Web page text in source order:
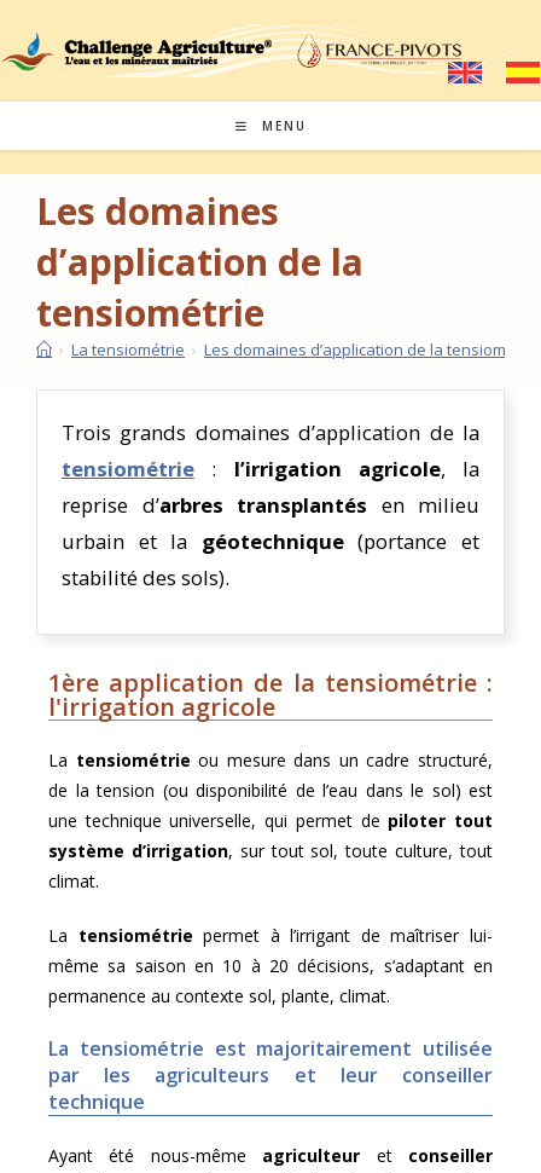
MENU
Les domaines
d’application de la
tensiométrie
› La tensiométrie › Les domaines d’application de la tensiométrie
Trois grands domaines d’application de la
tensiométrie : l’irrigation agricole, la
reprise d’arbres transplantés en milieu
urbain et la géotechnique(portance et
stabilité des sols).
1ère application de la tensiométrie :
l'irrigation agricole
La tensiométrie ou mesure dans un cadre structuré,
de la tension (ou disponibilité de l’eau dans le sol) est
une technique universelle, qui permet de piloter tout
système d’irrigation, sur tout sol, toute culture, tout
climat.
La tensiométrie permet à l’irrigant de maîtriser lui-
même sa saison en 10 à 20 décisions, s’adaptant en
permanence au contexte sol, plante, climat.
La tensiométrie est majoritairement utilisée
par les agriculteurs et leur conseiller
technique
Ayant été nous-même agriculteur et conseiller